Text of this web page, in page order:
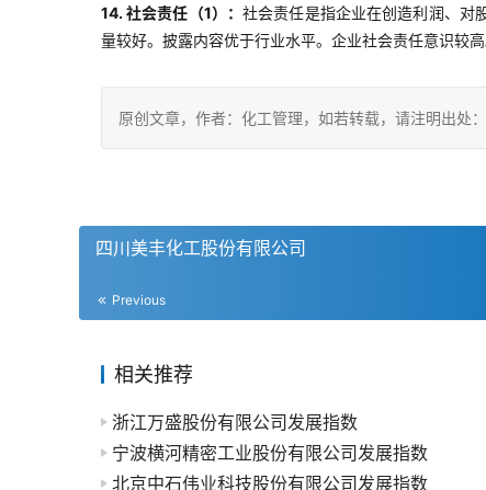
14. 社会责任（1）：社会责任是指企业在创造利润、对
量较好。披露内容优于行业水平。企业社会责任意识较高
原创文章，作者：化工管理，如若转载，请注明出
四川美丰化工股份有限公司
Previous
相关推荐
浙江万盛股份有限公司发展指数
宁波横河精密工业股份有限公司发展指数
北京中石伟业科技股份有限公司发展指数